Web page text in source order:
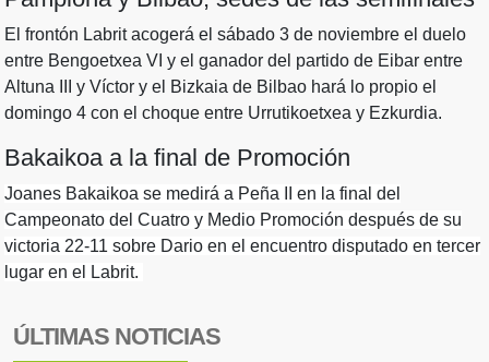
El frontón Labrit acogerá el sábado 3 de noviembre el duelo
entre Bengoetxea VI y el ganador del partido de Eibar entre
Altuna III y Víctor y el Bizkaia de Bilbao hará lo propio el
domingo 4 con el choque entre Urrutikoetxea y Ezkurdia.
Bakaikoa a la final de Promoción
Joanes Bakaikoa se medirá a Peña II en la final del
Campeonato del Cuatro y Medio Promoción después de su
victoria 22-11 sobre Dario en el encuentro disputado en tercer
lugar en el Labrit.
ÚLTIMAS NOTICIAS